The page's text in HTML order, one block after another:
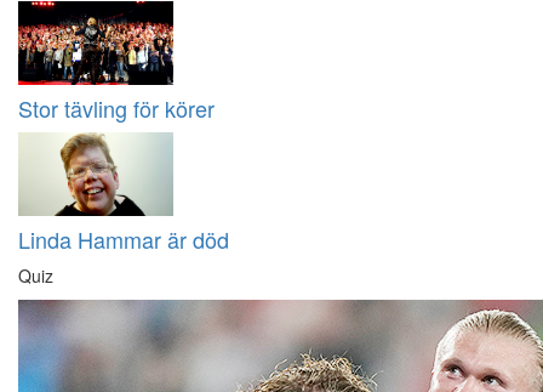
Stor tävling för körer
Linda Hammar är död
Quiz